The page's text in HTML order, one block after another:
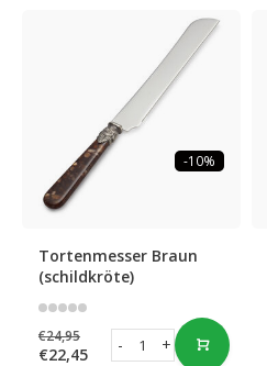
-10%
Tortenmesser Braun
(schildkröte)
€24,95
€22,45 +
-